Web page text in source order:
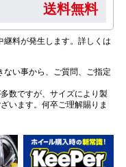
送料無料
料が発生します。詳しくは
い事から、ご質問、ご指定
数ですが、サイズにより製
います。何卒ご理解賜りま